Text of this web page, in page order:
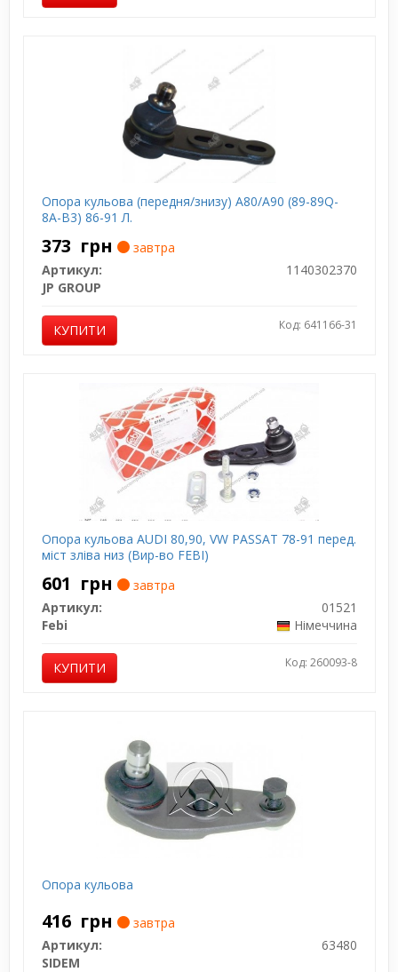
Опора кульова (передня/знизу) A80/A90 (89-89Q-
8A-B3) 86-91 Л.
373 грн
завтра
Артикул:
1140302370
JP GROUP
КУПИТИ Код: 641166-31
Опора кульова AUDI 80,90, VW PASSAT 78-91 перед.
міст зліва низ (Вир-во FEBI)
601 грн
завтра
Артикул:
01521
Febi
Німеччина
КУПИТИ Код: 260093-8
Опора кульова
416 грн
завтра
Артикул:
63480
SIDEM